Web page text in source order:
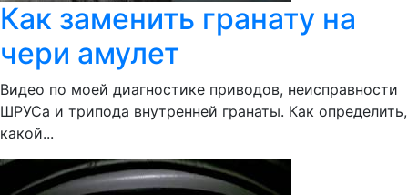
Как заменить гранату на
чери амулет
Видео по моей диагностике приводов, неисправности
ШРУСа и трипода внутренней гранаты. Как определить,
какой...